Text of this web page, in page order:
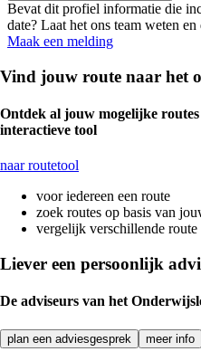
Bevat dit profiel informatie die
date? Laat het ons team weten
Maak een melding
Vind jouw route naar het
Ontdek al jouw mogelijke
interactieve tool
naar routetool
voor iedereen een route
zoek routes op basis van
vergelijk verschillende route
Liever een persoonlijk
De adviseurs van het
plan een adviesgesprek meer info